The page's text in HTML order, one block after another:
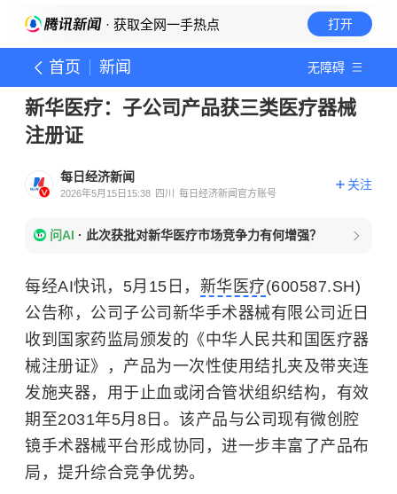
· 获取全网一手热点 打开
首页 新闻 无障碍
新华医疗：子公司产品获三类医疗器械
注册证
每日经济新闻
2026年5月15日15:38 四川 每日经济新闻官方账号
关注
问AI · 此次获批对新华医疗市场竞争力有何增强？
每经AI快讯，5月15日， 新华医疗(600587.SH)
公告称，公司子公司新华手术器械有限公司近日
收到国家药监局颁发的《中华人民共和国医疗器
械注册证》，产品为一次性使用结扎夹及带夹连
发施夹器，用于止血或闭合管状组织结构，有效
期至2031年5月8日。该产品与公司现有微创腔
镜手术器械平台形成协同，进一步丰富了产品布
局，提升综合竞争优势。